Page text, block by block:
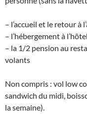
– l’accueil et le retour à
– l’hébergement à
– la 1/2 pension au
volants
Non compris : vol low
sandwich du midi,
la semaine).